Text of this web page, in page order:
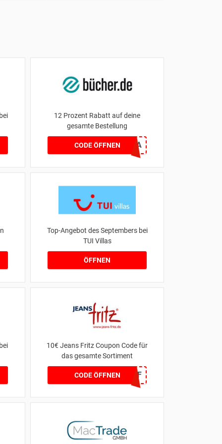
12 Prozent Rabatt auf deine
gesamte Bestellung
CODE ÖFFNEN
WELOVEMAMAPAPA
Top-Angebot des Septembers bei
TUI Villas
ÖFFNEN
10€ Jeans Fritz Coupon Code für
das gesamte Sortiment
CODE ÖFFNENWCOM2JF